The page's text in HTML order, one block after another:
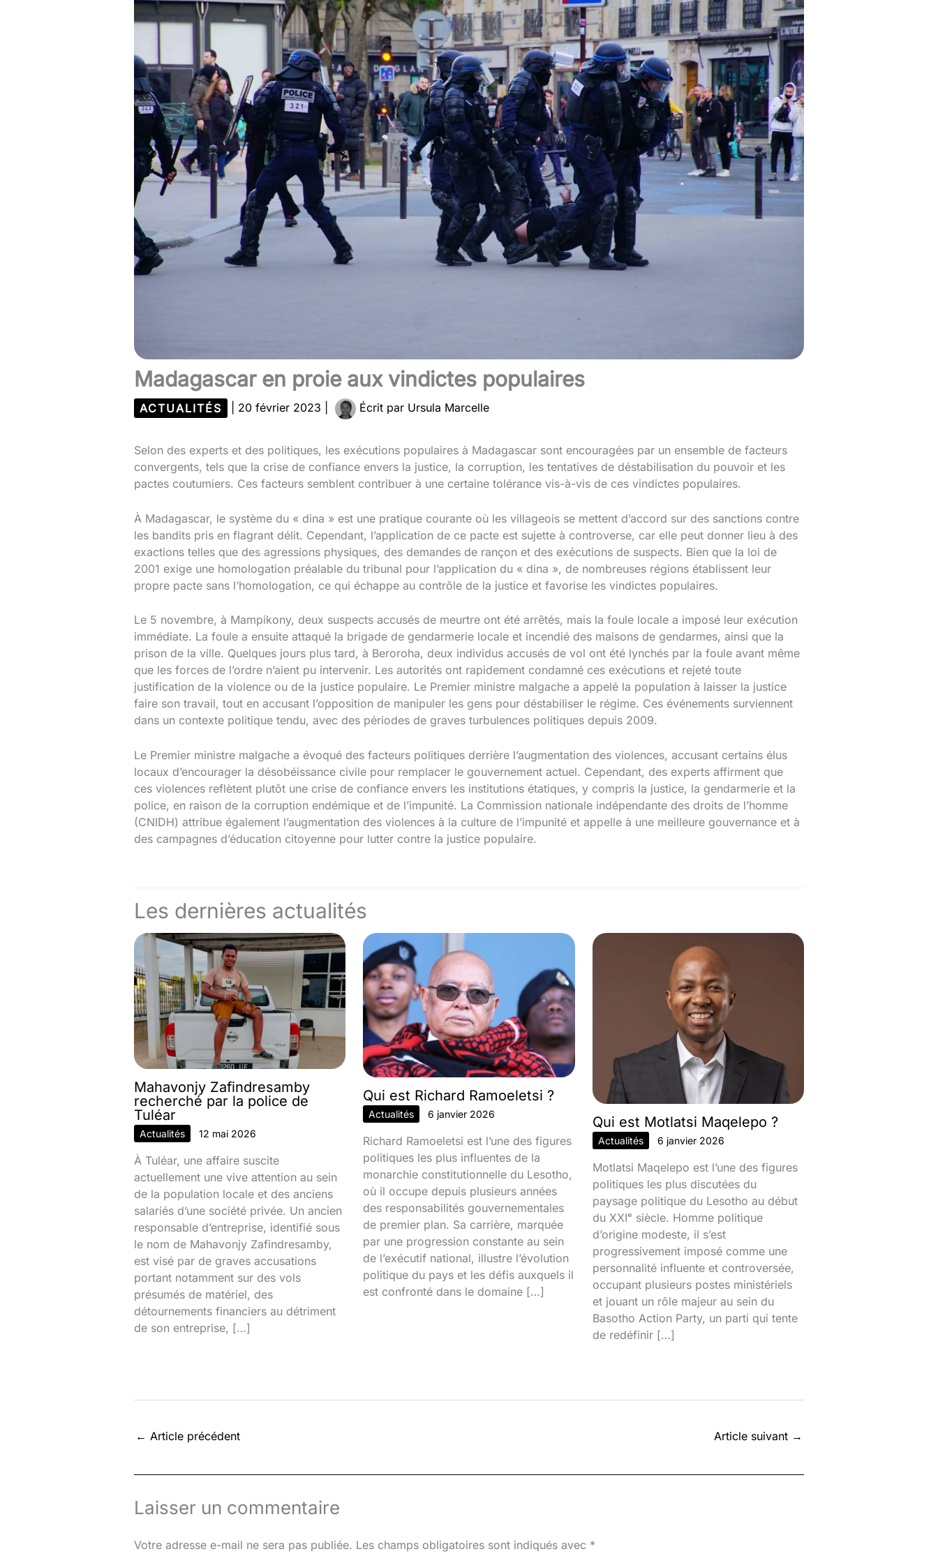
Madagascar en proie aux vindictes populaires
ACTUALITÉS 20 février 2023 Écrit par Ursula Marcelle
Selon des experts et des politiques, les exécutions populaires à Madagascar sont encouragées par un ensemble de facteurs
convergents, tels que la crise de confiance envers la justice, la corruption, les tentatives de déstabilisation du pouvoir et les
pactes coutumiers. Ces facteurs semblent contribuer à une certaine tolérance vis-à-vis de ces vindictes populaires.
À Madagascar, le système du « dina » est une pratique courante où les villageois se mettent d’accord sur des sanctions contre
les bandits pris en flagrant délit. Cependant, l’application de ce pacte est sujette à controverse, car elle peut donner lieu à des
exactions telles que des agressions physiques, des demandes de rançon et des exécutions de suspects. Bien que la loi de
2001 exige une homologation préalable du tribunal pour l’application du « dina », de nombreuses régions établissent leur
propre pacte sans l’homologation, ce qui échappe au contrôle de la justice et favorise les vindictes populaires.
Le 5 novembre, à Mampikony, deux suspects accusés de meurtre ont été arrêtés, mais la foule locale a imposé leur exécution
immédiate. La foule a ensuite attaqué la brigade de gendarmerie locale et incendié des maisons de gendarmes, ainsi que la
prison de la ville. Quelques jours plus tard, à Beroroha, deux individus accusés de vol ont été lynchés par la foule avant même
que les forces de l’ordre n’aient pu intervenir. Les autorités ont rapidement condamné ces exécutions et rejeté toute
justification de la violence ou de la justice populaire. Le Premier ministre malgache a appelé la population à laisser la justice
faire son travail, tout en accusant l’opposition de manipuler les gens pour déstabiliser le régime. Ces événements surviennent
dans un contexte politique tendu, avec des périodes de graves turbulences politiques depuis 2009.
Le Premier ministre malgache a évoqué des facteurs politiques derrière l’augmentation des violences, accusant certains élus
locaux d’encourager la désobéissance civile pour remplacer le gouvernement actuel. Cependant, des experts affirment que
ces violences reflètent plutôt une crise de confiance envers les institutions étatiques, y compris la justice, la gendarmerie et la
police, en raison de la corruption endémique et de l’impunité. La Commission nationale indépendante des droits de l’homme
(CNIDH) attribue également l’augmentation des violences à la culture de l’impunité et appelle à une meilleure gouvernance et à
des campagnes d’éducation citoyenne pour lutter contre la justice populaire.
Les dernières actualités
Mahavonjy Zafindresamby
recherché par la police de
Tuléar
Actualités 12 mai 2026
À Tuléar, une affaire suscite
actuellement une vive attention au sein
de la population locale et des anciens
salariés d’une société privée. Un ancien
responsable d’entreprise, identifié sous
le nom de Mahavonjy Zafindresamby,
est visé par de graves accusations
portant notamment sur des vols
présumés de matériel, des
détournements financiers au détriment
de son entreprise, […]
Qui est Richard Ramoeletsi ?
Actualités 6 janvier 2026
Richard Ramoeletsi est l’une des figures
politiques les plus influentes de la
monarchie constitutionnelle du Lesotho,
où il occupe depuis plusieurs années
des responsabilités gouvernementales
de premier plan. Sa carrière, marquée
par une progression constante au sein
de l’exécutif national, illustre l’évolution
politique du pays et les défis auxquels il
est confronté dans le domaine […]
Qui est Motlatsi Maqelepo ?
Actualités 6 janvier 2026
Motlatsi Maqelepo est l’une des figures
politiques les plus discutées du
paysage politique du Lesotho au début
du XXIᵉ siècle. Homme politique
d’origine modeste, il s’est
progressivement imposé comme une
personnalité influente et controversée,
occupant plusieurs postes ministériels
et jouant un rôle majeur au sein du
Basotho Action Party, un parti qui tente
de redéfinir […]
← Article précédent Article suivant →
Laisser un commentaire
Votre adresse e-mail ne sera pas publiée. Les champs obligatoires sont indiqués avec *